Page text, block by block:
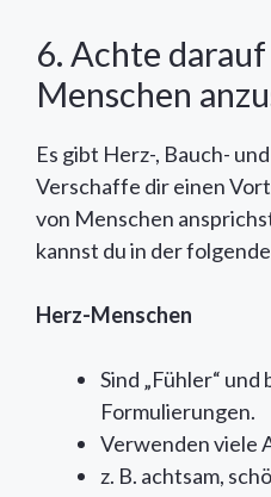
6. Achte
Menschen
Es gibt Herz-, Bauch-
Verschaffe dir einen
von Menschen
kannst du in der
Herz-Menschen
Sind „Fühler“
Formulierungen.
Verwenden viele
z. B. achtsam,